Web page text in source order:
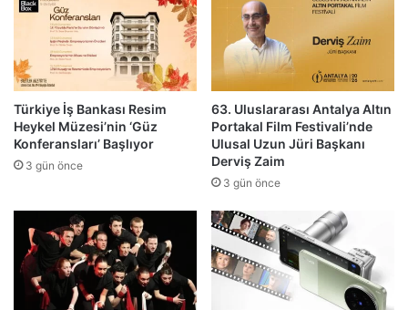
Türkiye İş Bankası Resim
Heykel Müzesi’nin ‘Güz
Konferansları’ Başlıyor
3 gün önce
63. Uluslararası Antalya Altın
Portakal Film Festivali’nde
Ulusal Uzun Jüri Başkanı
Derviş Zaim
3 gün önce